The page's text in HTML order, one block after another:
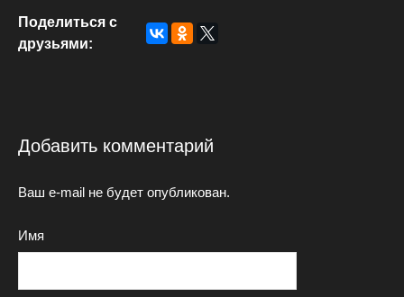
Поделиться с
друзьями:
Добавить комментарий
Ваш e-mail не будет опубликован.
Имя